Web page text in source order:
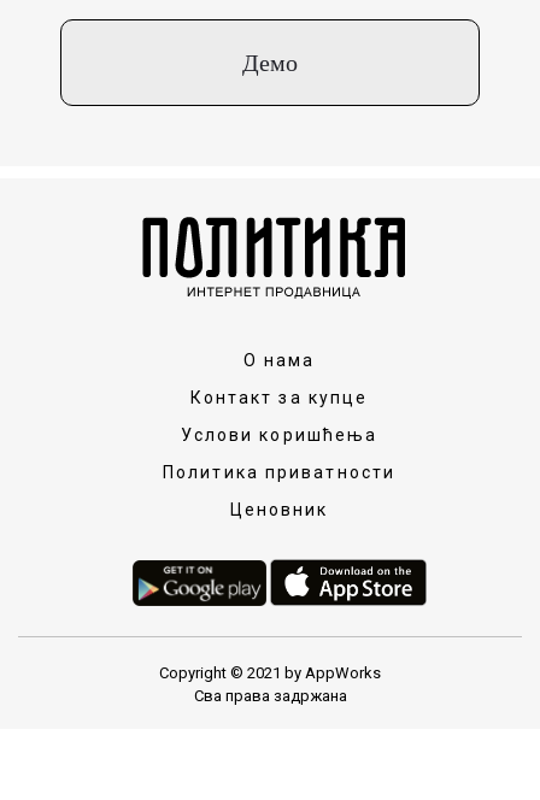
Демо
О нама
Контакт за купце
Услови коришћења
Политика приватности
Ценовник
Copyright © 2021 by AppWorks
Сва права задржана